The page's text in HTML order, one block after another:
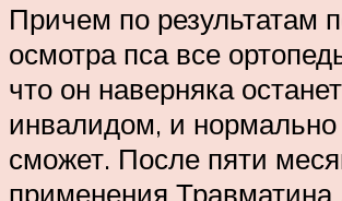
Причем по результатам
осмотра пса все
что он наверняка
инвалидом, и нормально
сможет. После пяти
применения Травматина